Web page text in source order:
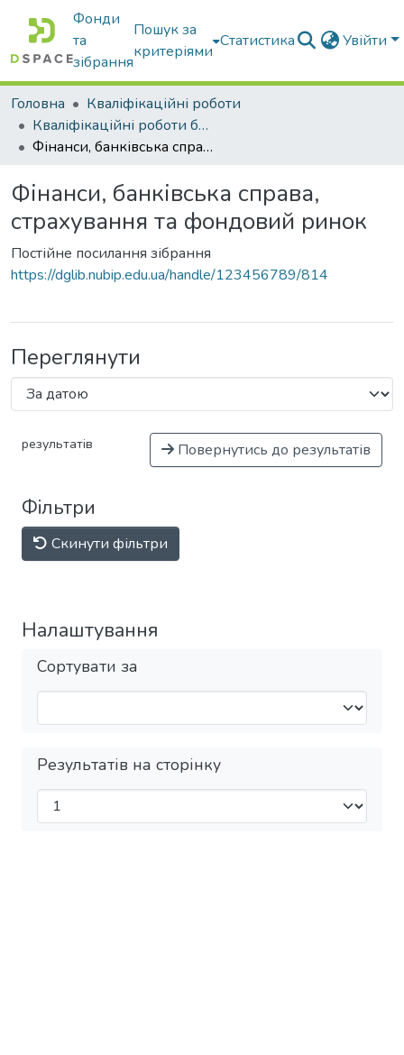
Фонди
та
зібрання
Пошук за
критеріями
Статистика Увійти
Головна
Кваліфікаційні роботи
Кваліфікаційні роботи бакалаврів
Фінанси, банківська справа, страхування та фондовий ринок
Фінанси, банківська справа,
страхування та фондовий ринок
Постійне посилання зібрання
https://dglib.nubip.edu.ua/handle/123456789/814
Переглянути
результатів Повернутись до результатів
Фільтри
Скинути фільтри
Налаштування
Сортувати за
Результатів на сторінку